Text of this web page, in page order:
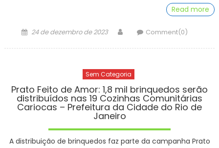
Read more
Posted
24 de dezembro de 2023 AuthorComment(0)
Sem Categoria
Prato Feito de Amor: 1,8 mil brinquedos serão
distribuídos nas 19 Cozinhas Comunitárias
Cariocas – Prefeitura da Cidade do Rio de
Janeiro
A distribuição de brinquedos faz parte da campanha Prato